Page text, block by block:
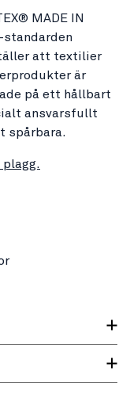
MADE IN
standarden
att textilier
är
på ett hållbart
ansvarsfullt
spårbara.
plagg.